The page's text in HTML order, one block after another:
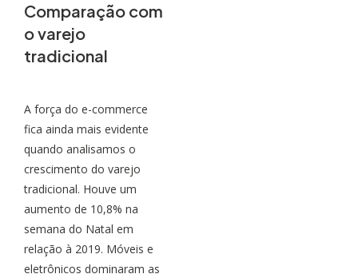
Comparação com
o varejo
tradicional
A força do e-commerce
fica ainda mais evidente
quando analisamos o
crescimento do varejo
tradicional. Houve um
aumento de 10,8% na
semana do Natal em
relação à 2019. Móveis e
eletrônicos dominaram as